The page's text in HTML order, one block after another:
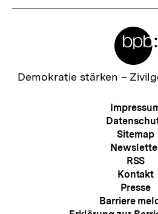
Zur
Demokratie stärken –
Sitemap
RSS
Kontakt
Presse
Barriere